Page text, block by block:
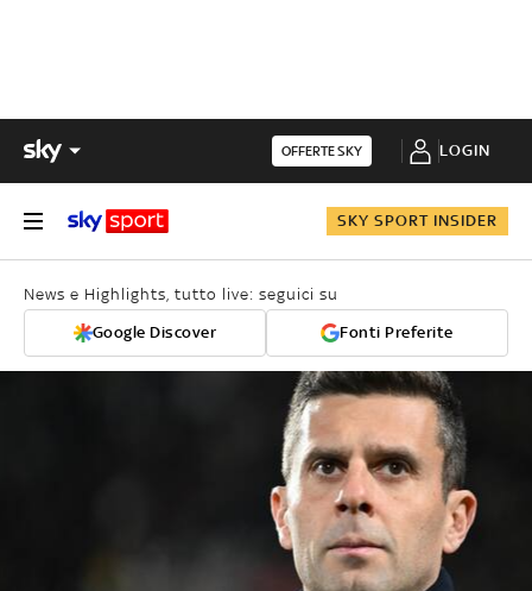
OFFERTE SKY LOGIN
SKY SPORT INSIDER
News e Highlights, tutto live: seguici su
Google Discover Fonti Preferite